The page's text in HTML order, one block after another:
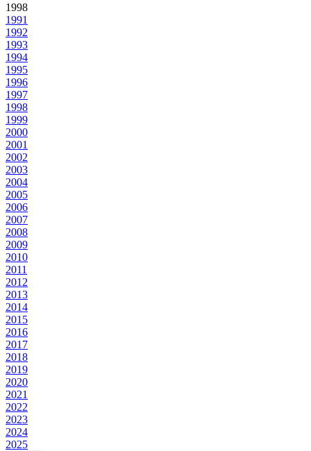
1998
1991
1992
1993
1994
1995
1996
1997
1998
1999
2000
2001
2002
2003
2004
2005
2006
2007
2008
2009
2010
2011
2012
2013
2014
2015
2016
2017
2018
2019
2020
2021
2022
2023
2024
2025